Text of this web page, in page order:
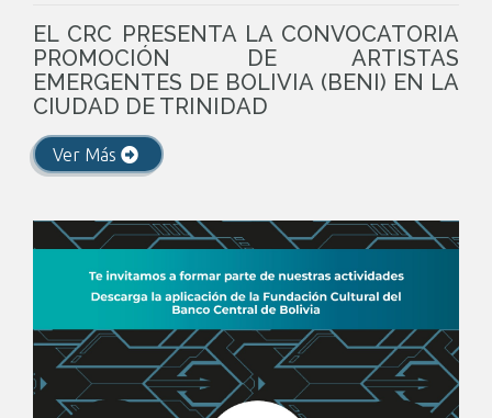
EL CRC PRESENTA LA CONVOCATORIA
PROMOCIÓN DE ARTISTAS
EMERGENTES DE BOLIVIA (BENI) EN LA
CIUDAD DE TRINIDAD
Ver Más